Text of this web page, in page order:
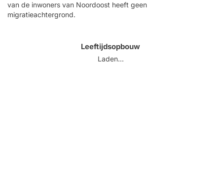
van de inwoners van Noordoost heeft geen
migratieachtergrond.
Leeftijdsopbouw
Laden...